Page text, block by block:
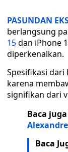
PASUNDAN
berlangsung
15dan iPhone
diperkenalkan.
Spesifikasi
karena
signifikan dari
Baca
Baca